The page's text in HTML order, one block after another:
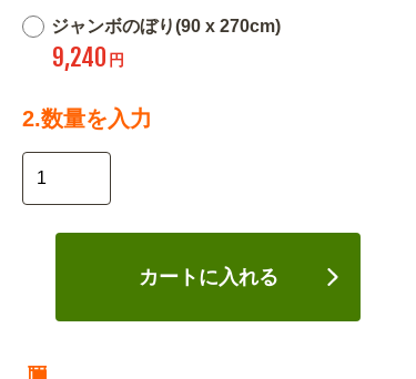
ジャンボのぼり(90 x 270cm)
9,240 円
2.数量を入力
カートに入れる